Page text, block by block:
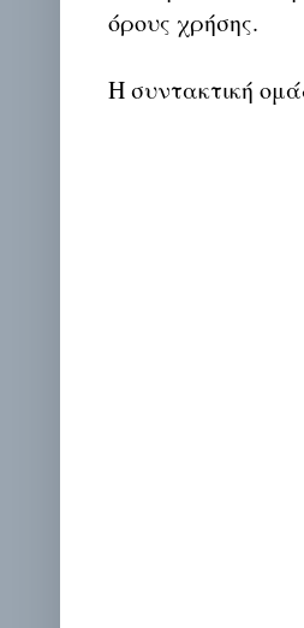
όρους χρήσης.
Η συντακτική